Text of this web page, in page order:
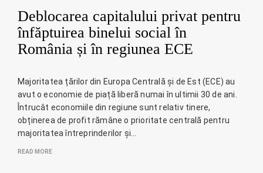
Deblocarea capitalului privat pentru
înfăptuirea binelui social în
România și în regiunea ECE
Majoritatea țărilor din Europa Centrală și de Est (ECE) au
avut o economie de piață liberă numai în ultimii 30 de ani.
Întrucât economiile din regiune sunt relativ tinere,
obținerea de profit rămâne o prioritate centrală pentru
majoritatea întreprinderilor și…
READ MORE